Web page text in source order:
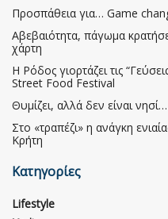
Προσπάθεια για… Game
Αβεβαιότητα, πάγωμα
χάρτη
Η Ρόδος γιορτάζει τις
Street Food Festival
Θυμίζει, αλλά δεν είναι
Στο «τραπέζι» η ανάγκη
Κρήτη
Κατηγορίες
Lifestyle